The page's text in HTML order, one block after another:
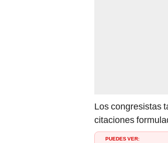
Los congresistas
citaciones
PUEDES VER: